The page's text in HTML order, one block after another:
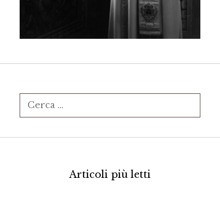
Ricerca
per:
Articoli più letti